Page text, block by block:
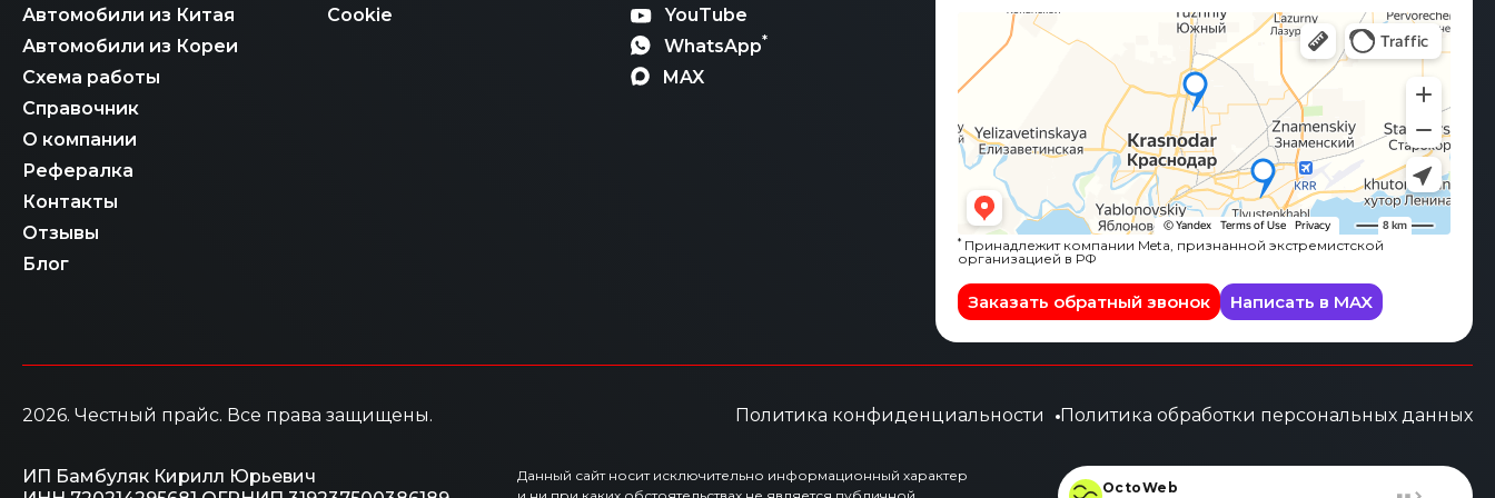
Автомобили из Китая
Автомобили из Кореи
Схема работы
Справочник
О компании
Рефералка
Контакты
Отзывы
Блог
Cookie
YouTube
WhatsApp*
MAX
*Принадлежит компании Meta, признанной экстремистской
организацией в РФ
Заказать обратный звонок Написать в MAX
2026. Честный прайс. Все права защищены. Политика конфиденциальности Политика обработки персональных данных
ИП Бамбуляк Кирилл Юрьевич
Данный сайт носит исключительно информационный характер
OctoWeb